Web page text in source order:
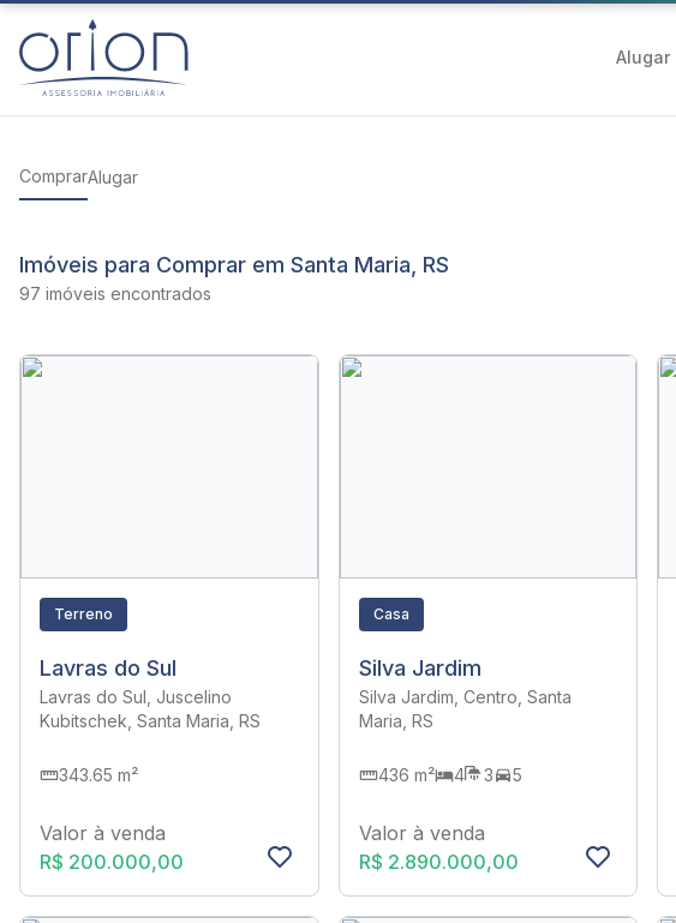
Alugar
ComprarAlugar
Imóveis para Comprar em Santa Maria, RS
97 imóveis encontrados
Terreno
Lavras do Sul
Lavras do Sul, Juscelino
Kubitschek, Santa Maria, RS
343.65 m²
Valor à venda
R$ 200.000,00
Casa
Silva Jardim
Silva Jardim, Centro, Santa
Maria, RS
436 m² 4 3 5
Valor à venda
R$ 2.890.000,00